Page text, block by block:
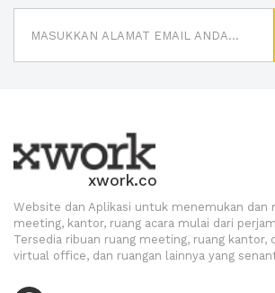
xwork.co
Website dan Aplikasi untuk menemukan dan
meeting, kantor, ruang acara mulai dari
Tersedia ribuan ruang meeting, ruang kantor,
virtual office, dan ruangan lainnya yang